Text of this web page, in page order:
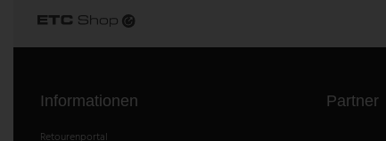
Informationen
Retourenportal
Partner